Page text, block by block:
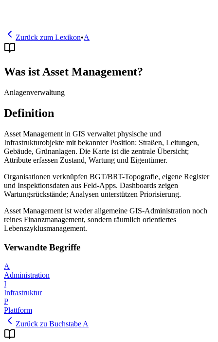
Zurück zum Lexikon•A
Was ist Asset Management?
Anlagenverwaltung
Definition
Asset Management in GIS verwaltet physische und
Infrastrukturobjekte mit bekannter Position: Straßen, Leitungen,
Gebäude, Grünanlagen. Die Karte ist die zentrale Übersicht;
Attribute erfassen Zustand, Wartung und Eigentümer.
Organisationen verknüpfen BGT/BRT-Topografie, eigene Register
und Inspektionsdaten aus Feld-Apps. Dashboards zeigen
Wartungsrückstände; Analysen unterstützen Priorisierung.
Asset Management ist weder allgemeine GIS-Administration noch
reines Finanzmanagement, sondern räumlich orientiertes
Lebenszyklusmanagement.
Verwandte Begriffe
A
Administration
I
Infrastruktur
P
Plattform
Zurück zu Buchstabe A